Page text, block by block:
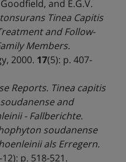
and E.G.V.
Tinea Capitis
and Follow-
Members.
2000. 17(5): p. 407-
Reports. Tinea capitis
and
- Fallberichte.
soudanense
als Erregern.
p. 518-521.